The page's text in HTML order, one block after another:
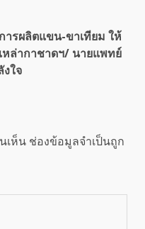
ารผลิตแขน-ขาเทียม ให้
ล่ากาชาดฯ/ นายแพทย์
ใจ
เห็น ช่องข้อมูลจำเป็นถูก